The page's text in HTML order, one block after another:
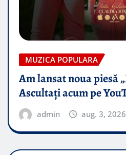
MUZICA POPULARA
Am lansat noua piesă
Ascultați acum pe
admin aug. 3, 2026